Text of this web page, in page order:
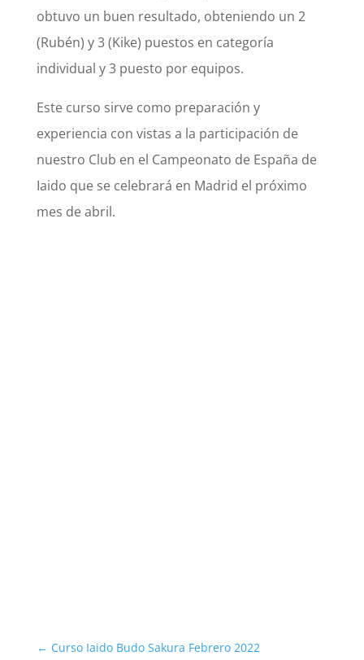
obtuvo un buen resultado, obteniendo un 2
(Rubén) y 3 (Kike) puestos en categoría
individual y 3 puesto por equipos.
Este curso sirve como preparación y
experiencia con vistas a la participación de
nuestro Club en el Campeonato de España de
Iaido que se celebrará en Madrid el próximo
mes de abril.
← Curso Iaido Budo Sakura Febrero 2022